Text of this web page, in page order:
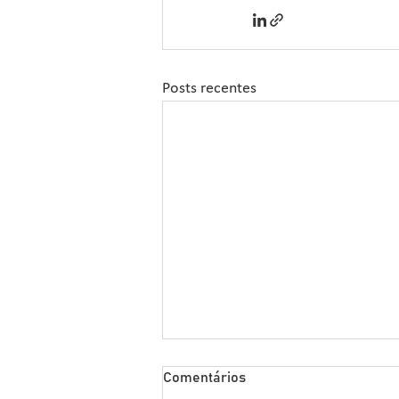
Posts recentes
Sipcam Nichino Lança
Comentários